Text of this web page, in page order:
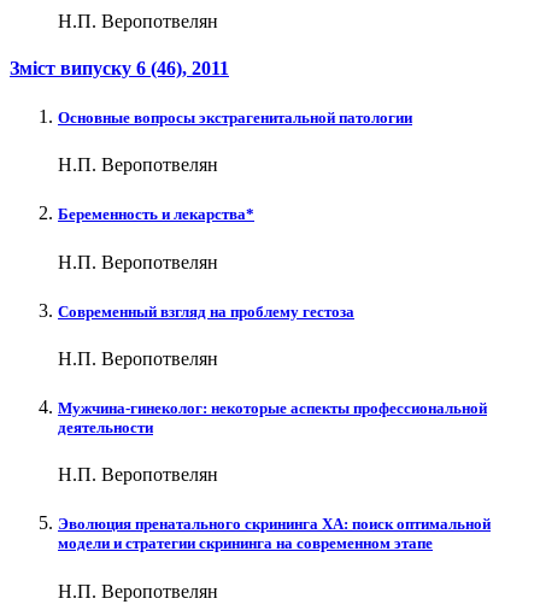
Н.П. Веропотвелян
Зміст випуску 6 (46), 2011
Основные вопросы экстрагенитальной патологии
Н.П. Веропотвелян
Беременность и лекарства*
Н.П. Веропотвелян
Современный взгляд на проблему гестоза
Н.П. Веропотвелян
Мужчина-гинеколог: некоторые аспекты профессиональной
деятельности
Н.П. Веропотвелян
Эволюция пренатального скрининга ХА: поиск оптимальной
модели и стратегии скрининга на современном этапе
Н.П. Веропотвелян